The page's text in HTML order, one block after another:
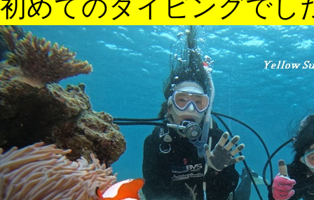
初めてのダイビングでし